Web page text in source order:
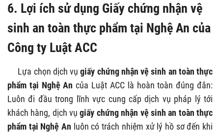
6. Lợi ích sử dụng Giấy chứng nhận vệ
sinh an toàn thực phẩm tại Nghệ An của
Công ty Luật ACC
Lựa chọn dịch vụ giấy chứng nhận vệ sinh an toàn thực
phẩm tại Nghệ Ancủa Luật ACC là hoàn toàn đúng đắn:
Luôn đi đầu trong lĩnh vực cung cấp dịch vụ pháp lý tới
khách hàng, dịch vụ giấy chứng nhận vệ sinh an toàn thực
phẩm tại Nghệ An luôn có trách nhiệm xử lý hồ sơ đến khi